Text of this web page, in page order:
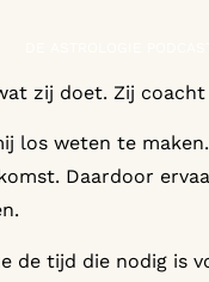
zij doet. Zij
los weten te
Daardoor
de tijd die nodig is